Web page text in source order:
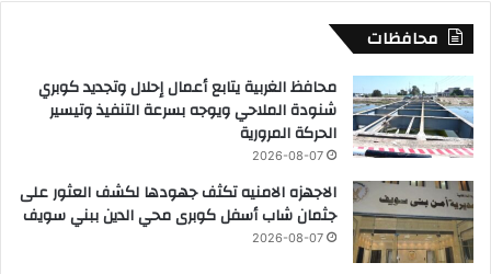
محافظات
محافظ الغربية يتابع أعمال إحلال وتجديد كوبري
شنودة الملاحي ويوجه بسرعة التنفيذ وتيسير
الحركة المرورية
2026-08-07
الاجهزه الامنيه تكثف جهودها لكشف العثور على
جثمان شاب أسفل كوبرى محي الدين ببني سويف
2026-08-07